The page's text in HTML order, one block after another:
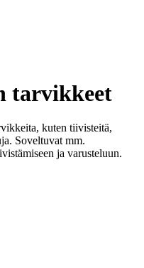
tarvikkeet
kuten tiivisteitä,
Soveltuvat mm.
ja varusteluun.